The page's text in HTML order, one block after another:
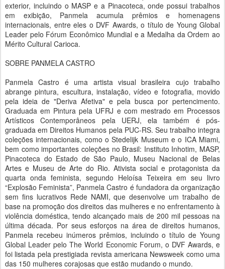
exterior, incluindo o MASP e a Pinacoteca, onde possui trabalhos
em exibição, Panmela acumula prêmios e homenagens
internacionais, entre eles o DVF Awards, o título de Young Global
Leader pelo Fórum Econômico Mundial e a Medalha da Ordem ao
Mérito Cultural Carioca.
SOBRE PANMELA CASTRO
Panmela Castro é uma artista visual brasileira cujo trabalho
abrange pintura, escultura, instalação, vídeo e fotografia, movido
pela ideia de "Deriva Afetiva" e pela busca por pertencimento.
Graduada em Pintura pela UFRJ e com mestrado em Processos
Artísticos Contemporâneos pela UERJ, ela também é pós-
graduada em Direitos Humanos pela PUC-RS. Seu trabalho integra
coleções internacionais, como o Stedelijk Museum e o ICA Miami,
bem como importantes coleções no Brasil: Instituto Inhotim, MASP,
Pinacoteca do Estado de São Paulo, Museu Nacional de Belas
Artes e Museu de Arte do Rio. Ativista social e protagonista da
quarta onda feminista, segundo Heloísa Teixeira em seu livro
“Explosão Feminista”, Panmela Castro é fundadora da organização
sem fins lucrativos Rede NAMI, que desenvolve um trabalho de
base na promoção dos direitos das mulheres e no enfrentamento à
violência doméstica, tendo alcançado mais de 200 mil pessoas na
última década. Por seus esforços na área de direitos humanos,
Panmela recebeu inúmeros prêmios, incluindo o título de Young
Global Leader pelo The World Economic Forum, o DVF Awards, e
foi listada pela prestigiada revista americana Newsweek como uma
das 150 mulheres corajosas que estão mudando o mundo.